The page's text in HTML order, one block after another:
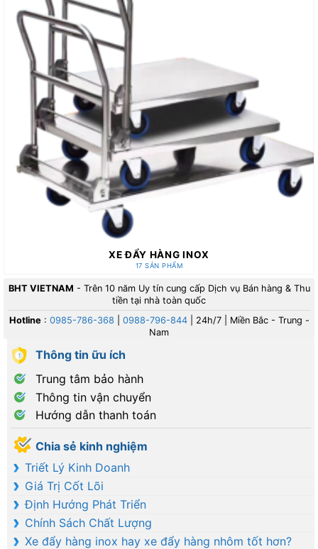
XE ĐẨY HÀNG INOX
17 SẢN PHẨM
BHT VIETNAM - Trên 10 năm Uy tín cung cấp Dịch vụ Bán hàng & Thu
tiền tại nhà toàn quốc
Hotline: 0985-786-368 0988-796-844| 24h/7 | Miền Bắc - Trung -
Nam
Thông tin ữu ích
Trung tâm bảo hành
Thông tin vận chuyển
Hướng dẫn thanh toán
Chia sẻ kinh nghiệm
Triết Lý Kinh Doanh
Giá Trị Cốt Lõi
Định Hướng Phát Triển
Chính Sách Chất Lượng
Xe đẩy hàng inox hay xe đẩy hàng nhôm tốt hơn?